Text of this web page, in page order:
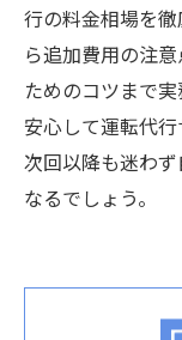
行の料金相場を
ら追加費用の注
ためのコツまで
安心して運転代
次回以降も迷わ
なるでしょう。